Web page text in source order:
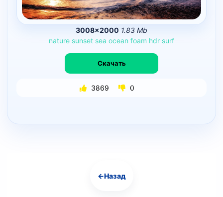
3008×2000 1.83 Mb
nature sunset sea ocean foam hdr surf
Скачать
3869 0
Навигация
←Назад